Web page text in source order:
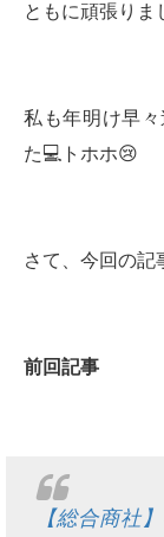
ともに頑張りま
私も年明け早
た💻トホホ😢
さて、今回の記
前回記事
【総合商社